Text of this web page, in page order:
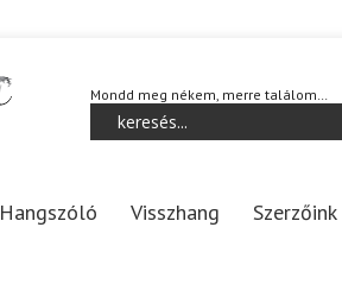
Mondd meg nékem, merre találom…
Hangszóló Visszhang Szerzőink